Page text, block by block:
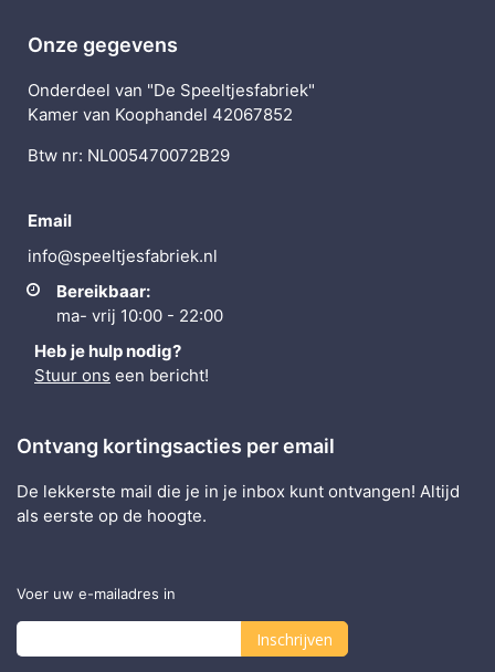
Onze gegevens
Onderdeel van "De Speeltjesfabriek"
Kamer van Koophandel 42067852
Btw nr: NL005470072B29
Email
info@speeltjesfabriek.nl
Bereikbaar:
ma- vrij 10:00 - 22:00
Heb je hulp nodig?
Stuur ons een bericht!
Ontvang kortingsacties per email
De lekkerste mail die je in je inbox kunt ontvangen! Altijd
als eerste op de hoogte.
Voer uw e-mailadres in
Inschrijven